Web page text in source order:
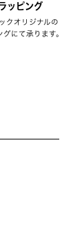
ッピング
クオリジナルの
にて承ります。